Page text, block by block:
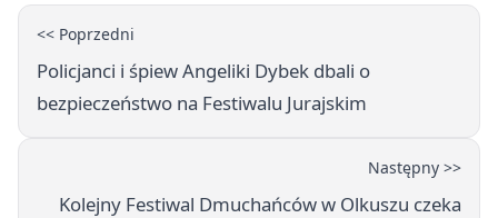
<< Poprzedni
Policjanci i śpiew Angeliki Dybek dbali o
bezpieczeństwo na Festiwalu Jurajskim
Następny >>
Kolejny Festiwal Dmuchańców w Olkuszu czeka